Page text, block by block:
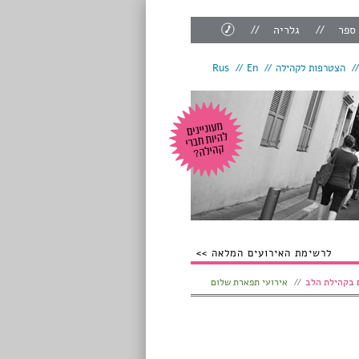
ספר גלריה
צור
קשר
הצטרפות לקהילה En
Rus
לרשימת האירועים המלאה
בקהילת הלב אירועי תפארת שלום